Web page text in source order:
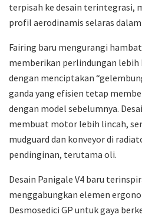
terpisah ke desain terintegrasi,
profil aerodinamis selaras
Fairing baru mengurangi
memberikan perlindungan lebih
dengan menciptakan
ganda yang efisien tetap
dengan model sebelumnya.
membuat motor lebih lincah,
mudguard dan konveyor di
pendinginan, terutama oli.
Desain Panigale V4 baru
menggabungkan elemen
Desmosedici GP untuk gaya